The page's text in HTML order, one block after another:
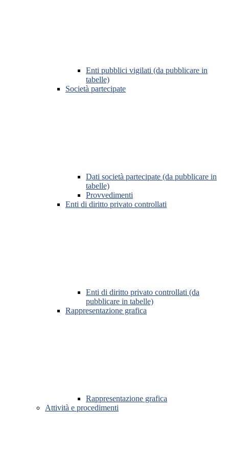
Enti pubblici vigilati (da pubblicare in
tabelle)
Società partecipate
Dati società partecipate (da pubblicare in
tabelle)
Provvedimenti
Enti di diritto privato controllati
Enti di diritto privato controllati (da
pubblicare in tabelle)
Rappresentazione grafica
Rappresentazione grafica
Attività e procedimenti